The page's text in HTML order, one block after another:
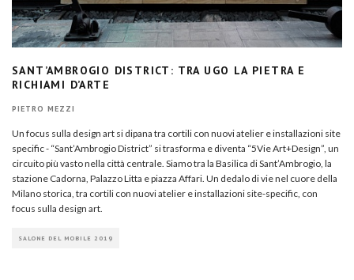
SANT’AMBROGIO DISTRICT: TRA UGO LA PIETRA E
RICHIAMI D’ARTE
PIETRO MEZZI
Un focus sulla design art si dipana tra cortili con nuovi atelier e installazioni site
specific - “Sant’Ambrogio District” si trasforma e diventa “5Vie Art+Design”, un
circuito più vasto nella città centrale. Siamo tra la Basilica di Sant’Ambrogio, la
stazione Cadorna, Palazzo Litta e piazza Affari. Un dedalo di vie nel cuore della
Milano storica, tra cortili con nuovi atelier e installazioni site-specific, con
focus sulla design art.
SALONE DEL MOBILE 2019